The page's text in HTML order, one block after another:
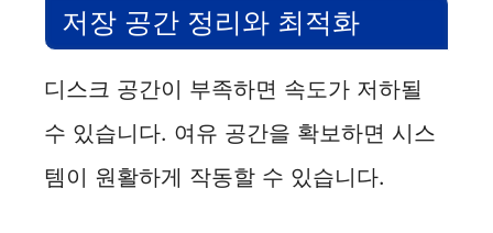
저장 공간 정리와 최적화
디스크 공간이 부족하면 속도가 저하될
수 있습니다. 여유 공간을 확보하면 시스
템이 원활하게 작동할 수 있습니다.